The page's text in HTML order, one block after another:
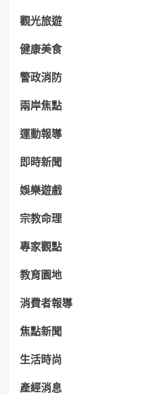
觀光旅遊
健康美食
警政消防
兩岸焦點
運動報導
即時新聞
娛樂遊戲
宗教命理
專家觀點
教育園地
消費者報導
焦點新聞
生活時尚
產經消息